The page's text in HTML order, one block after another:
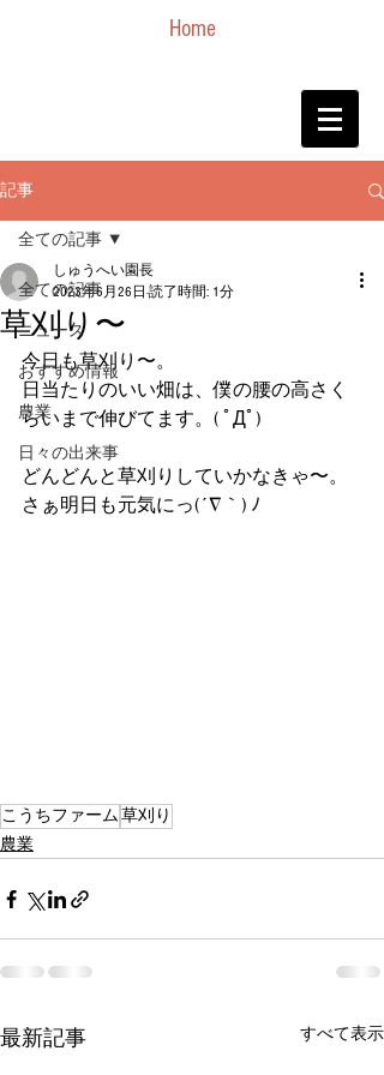
Home
記事
全ての記事
ニュース
おすすめ情報
農業
日々の出来事
全ての記事
草刈り〜
しゅうへい園長
2023年6月26日 読了時間: 1分
今日も草刈り〜。
日当たりのいい畑は、僕の腰の高さく
らいまで伸びてます。( ﾟДﾟ)
どんどんと草刈りしていかなきゃ〜。
さぁ明日も元気にっ(´∇｀) ﾉ
こうちファーム草刈り
農業
最新記事 すべて表示